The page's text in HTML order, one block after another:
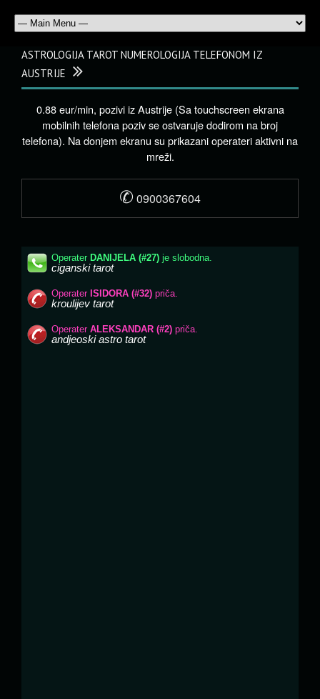
ASTROLOGIJA TAROT NUMEROLOGIJA TELEFONOM IZ
AUSTRIJE
0.88 eur/min, pozivi iz Austrije (Sa touchscreen ekrana
mobilnih telefona poziv se ostvaruje dodirom na broj
telefona). Na donjem ekranu su prikazani operateri aktivni na
mreži.
✆ 0900367604